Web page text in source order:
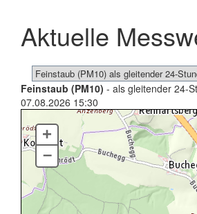
Aktuelle
Feinstaub (PM10) - als gleitender 24-
07.08.2026 15:30
+
–